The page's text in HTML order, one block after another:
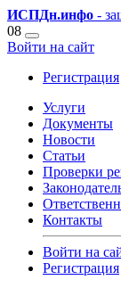
ИСПДн.инфо -
08
Войти на сайт
Регистрация
Услуги
Документы
Новости
Статьи
Проверки
Контакты
Войти на
Регистрация